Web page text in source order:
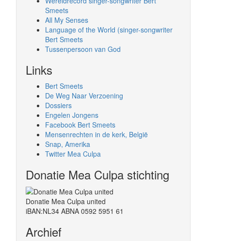
Smeets
All My Senses
Language of the World (singer-songwriter
Bert Smeets
Tussenpersoon van God
Links
Bert Smeets
De Weg Naar Verzoening
Dossiers
Engelen Jongens
Facebook Bert Smeets
Mensenrechten in de kerk, België
Snap, Amerika
Twitter Mea Culpa
Donatie Mea Culpa stichting
Donatie Mea Culpa united
iBAN:NL34 ABNA 0592 5951 61
Archief